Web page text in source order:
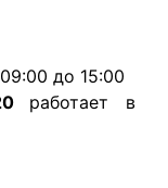
до 15:00
работает в